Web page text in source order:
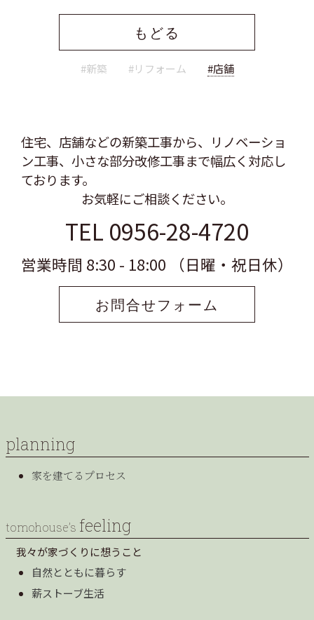
もどる
#新築 #リフォーム #店舗
住宅、店舗などの新築工事から、リノベーショ
ン工事、 小さな部分改修工事まで幅広く対応し
ております。
お気軽にご相談ください。
TEL 0956-28-4720
営業時間 8:30 - 18:00 （日曜・祝日休）
お問合せフォーム
planning
家を建てるプロセス
tomohouse’s feeling
我々が家づくりに想うこと
自然とともに暮らす
薪ストーブ生活